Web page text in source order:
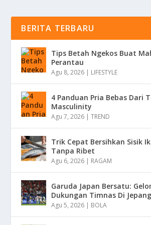
BERITA TERBARU
Tips Betah Ngekos Buat
Perantau
Agu 8, 2026 | LIFESTYLE
4 Panduan Pria Bebas Dari
Masculinity
Agu 7, 2026 |TREND
Trik Cepat Bersihkan Sisik
Tanpa Ribet
Agu 6, 2026 | RAGAM
Garuda Japan Bersatu:
Dukungan Timnas Di
Agu 5, 2026 | BOLA